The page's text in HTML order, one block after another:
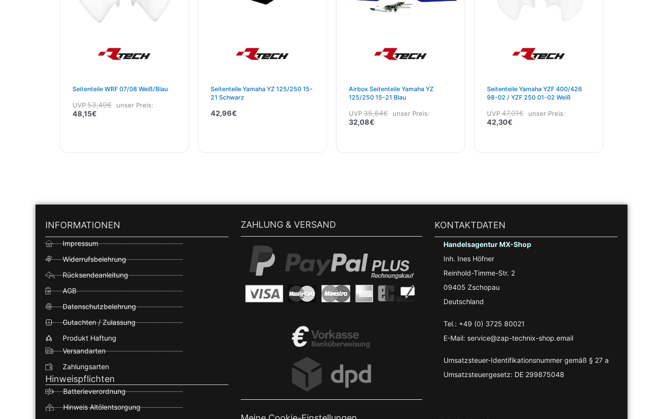
Seitenteile WRF 07/08 Weiß/blau
UVP53,49€ unser Preis:
48,15€
Seitenteile Yamaha YZ 125/250 15-
21 Schwarz
42,96€
Airbox Seitenteile Yamaha YZ
125/250 15-21 Blau
UVP35,64€ unser Preis:
32,08€
Seitenteile Yamaha YZF 400/426
98-02 / YZF 250 01-02 Weiß
UVP47,01€ unser Preis:
42,30€
INFORMATIONEN
Impressum
Widerrufsbelehrung
Rücksendeanleitung
AGB
Datenschutzbelehrung
Gutachten / Zulassung
Produkt Haftung
Versandarten
Zahlungsarten
Hinweispflichten
Batterieverordnung
Hinweis Altölentsorgung
ZAHLUNG & VERSAND KONTAKTDATEN
Handelsagentur MX-Shop
Inh. Ines Höfner
Reinhold-Timme-Str. 2
09405 Zschopau
Deutschland
Tel.: +49 (0) 3725 80021
E-Mail: service@zap-technix-shop.email
Umsatzsteuer-Identifikationsnummer gemäß § 27 a
Umsatzsteuergesetz: DE 299875048